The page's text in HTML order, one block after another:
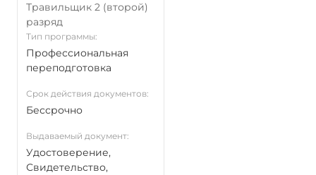
Травильщик 2 (второй)
разряд
Тип программы:
Профессиональная
переподготовка
Срок действия документов:
Бессрочно
Выдаваемый документ:
Удостоверение,
Свидетельство,